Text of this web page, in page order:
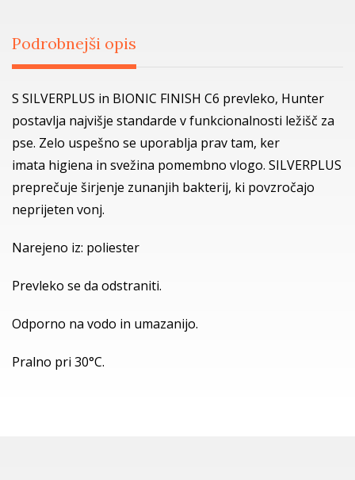
Podrobnejši opis
S SILVERPLUS in BIONIC FINISH C6 prevleko, Hunter
postavlja najvišje standarde v funkcionalnosti ležišč za
pse. Zelo uspešno se uporablja prav tam, ker
imata higiena in svežina pomembno vlogo. SILVERPLUS
preprečuje širjenje zunanjih bakterij, ki povzročajo
neprijeten vonj.
Narejeno iz: poliester
Prevleko se da odstraniti.
Odporno na vodo in umazanijo.
Pralno pri 30°C.